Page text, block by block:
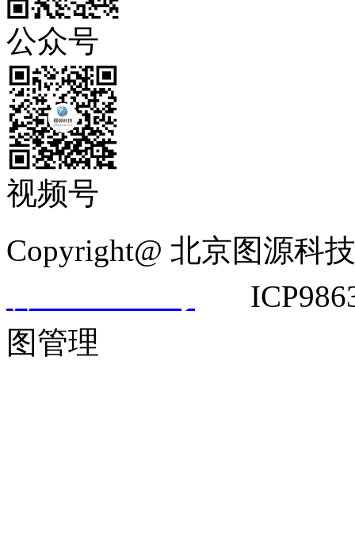
公众号
视频号
Copyright@ 北京图源
图管理